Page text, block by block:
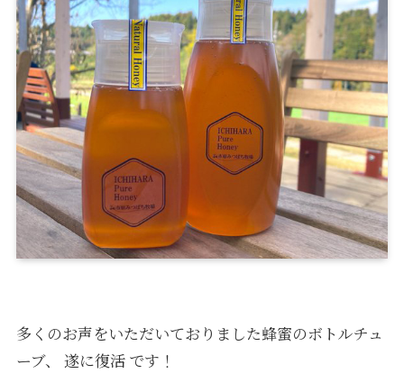
多くのお声をいただいておりました蜂蜜のボトルチュ
ーブ、 遂に復活 です！